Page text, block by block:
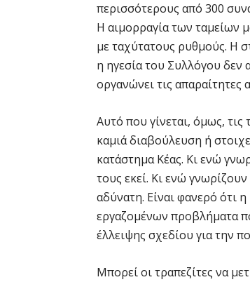
περισσότερους από 300
Η αιμορραγία των ταμείων
με ταχύτατους ρυθμούς. Η
η ηγεσία του Συλλόγου δεν
οργανώνει τις απαραίτητες
Αυτό που γίνεται, όμως, τις
καμιά διαβούλευση ή
κατάστημα Κέας. Κι ενώ
τους εκεί. Κι ενώ
αδύνατη. Είναι φανερό ότι
εργαζομένων προβλήματα
έλλειψης σχεδίου για την
Μπορεί οι τραπεζίτες να